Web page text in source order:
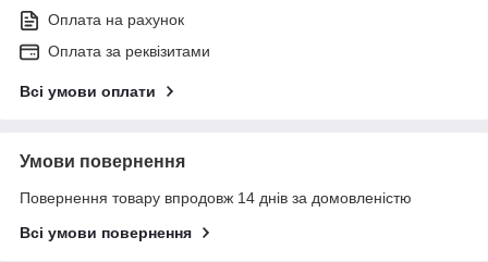
Оплата на рахунок
Оплата за реквізитами
Всі умови оплати
Умови повернення
Повернення товару впродовж 14 днів за домовленістю
Всі умови повернення